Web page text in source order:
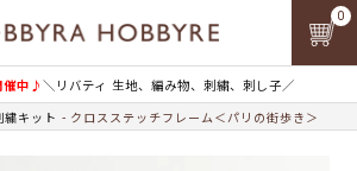
催中♪＼リバティ 生地、編み物、刺繍、刺し子／
0
繍キット クロスステッチフレーム＜パリの街歩き＞